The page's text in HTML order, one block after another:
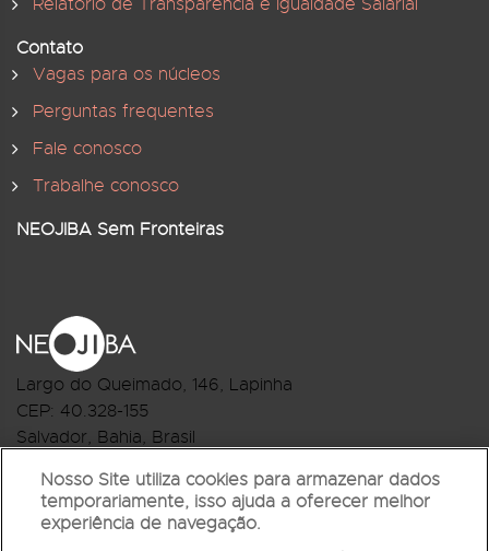
Relatório de Transparência e Igualdade Salarial
Contato
Vagas para os núcleos
Perguntas frequentes
Fale conosco
Trabalhe conosco
NEOJIBA Sem Fronteiras
Largo do Queimado, 146, Lapinha
CEP: 40.328-155
Salvador, Bahia, Brasil
R.Monte Castelo Nº 62, Bairro Barbalho
CEP: 40.301-210
Nosso Site utiliza cookies para armazenar dados
temporariamente, isso ajuda a oferecer melhor
experiência de navegação.